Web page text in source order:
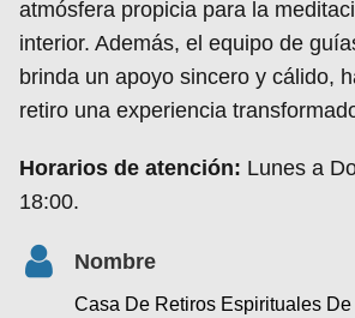
atmósfera propicia para la
interior. Además, el equipo de
brinda un apoyo sincero y cálido,
retiro una experiencia
Horarios de atención: Lunes a
18:00.
Nombre
Casa De Retiros Espirituales